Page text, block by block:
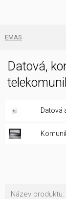
EMAS
Datová,
Datová
Název produktu: